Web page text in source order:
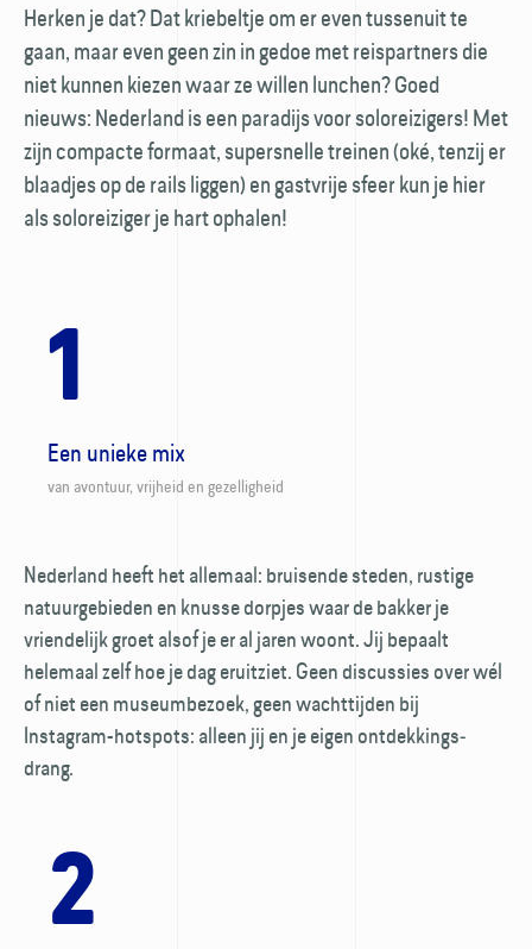
Herken je dat? Dat kriebeltje om er even tussenuit te
gaan, maar even geen zin in gedoe met reis­partners die
niet kunnen kiezen waar ze willen lunchen? Goed
nieuws: Nederland is een paradijs voor soloreizigers! Met
zijn compacte formaat, super­snelle treinen (oké, tenzij er
blaadjes op de rails liggen) en gastvrije sfeer kun je hier
als soloreiziger je hart ophalen!
1
Een unieke mix
van avontuur, vrijheid en gezelligheid
Nederland heeft het allemaal: bruisende steden, rustige
natuur­gebieden en knusse dorpjes waar de bakker je
vriendelijk groet alsof je er al jaren woont. Jij bepaalt
helemaal zelf hoe je dag eruitziet. Geen discussies over wél
of niet een museum­bezoek, geen wacht­tijden bij
Instagram-hotspots: alleen jij en je eigen ontdekkings­
drang.
2